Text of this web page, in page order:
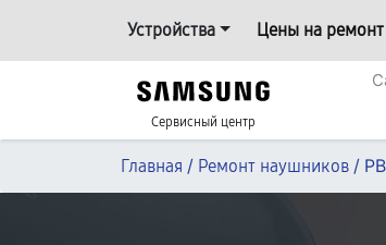
Устройства Цены на ремонт
Сервисный центр
Главная / Ремонт наушников /